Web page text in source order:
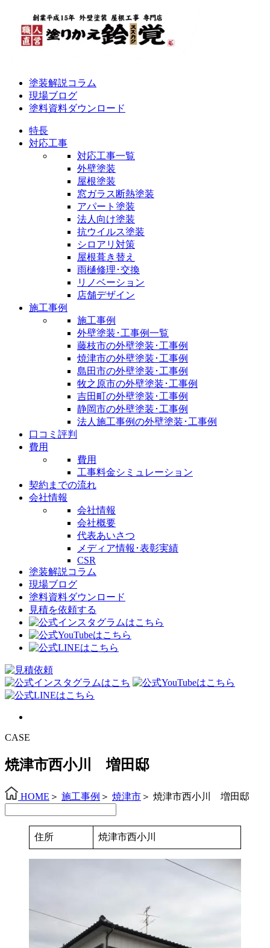
塗装解説コラム
現場ブログ
塗料資料ダウンロード
特長
対応工事
対応工事一覧
外壁塗装
屋根塗装
窓ガラス断熱塗装
アパート塗装
法人向け塗装
抗ウイルス塗装
シロアリ対策
屋根葺き替え
雨樋修理･交換
リノベーション
店舗デザイン
施工事例
施工事例
外壁塗装･工事例一覧
藤枝市の外壁塗装･工事例
焼津市の外壁塗装･工事例
島田市の外壁塗装･工事例
牧之原市の外壁塗装･工事例
吉田町の外壁塗装･工事例
静岡市の外壁塗装･工事例
法人施工事例の外壁塗装･工事例
口コミ評判
費用
費用
工事料金シミュレーション
契約までの流れ
会社情報
会社情報
会社概要
代表あいさつ
メディア情報･表彰実績
CSR
塗装解説コラム
現場ブログ
塗料資料ダウンロード
見積を依頼する
CASE
焼津市西小川 増田邸
HOME ＞ 施工事例 ＞ 焼津市 ＞ 焼津市西小川 増田邸
住所 焼津市西小川